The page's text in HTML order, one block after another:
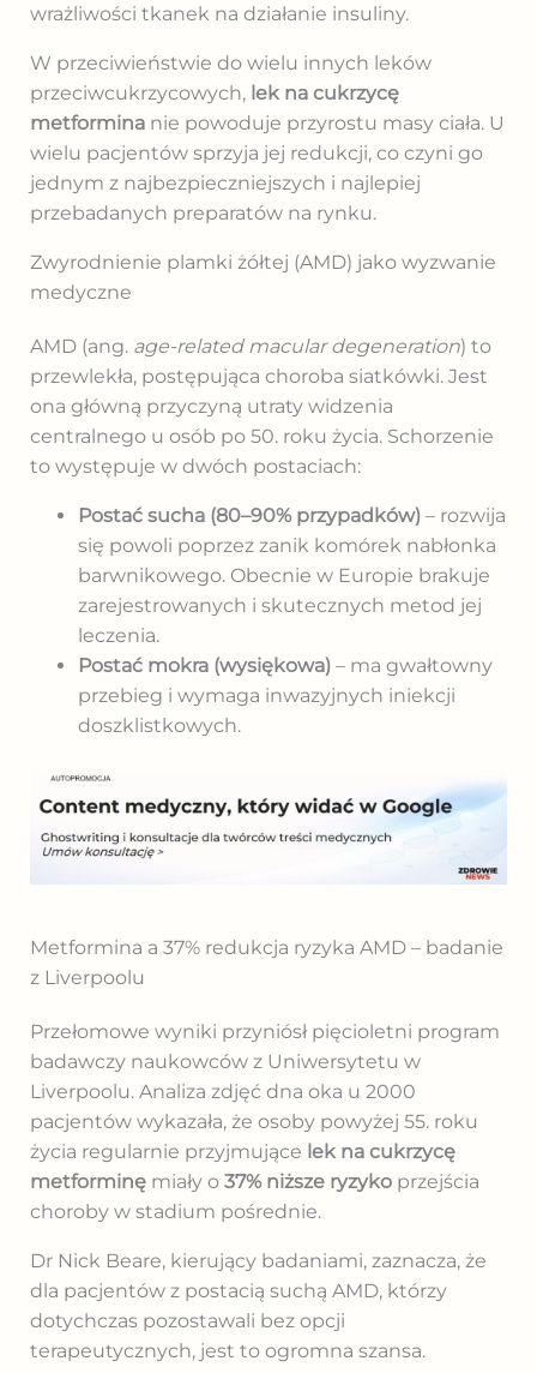
wrażliwości tkanek na działanie insuliny.
W przeciwieństwie do wielu innych leków
przeciwcukrzycowych, lek na cukrzycę
metforminanie powoduje przyrostu masy ciała. U
wielu pacjentów sprzyja jej redukcji, co czyni go
jednym z najbezpieczniejszych i najlepiej
przebadanych preparatów na rynku.
Zwyrodnienie plamki żółtej (AMD) jako wyzwanie
medyczne
AMD (ang. age-related macular degeneration) to
przewlekła, postępująca choroba siatkówki. Jest
ona główną przyczyną utraty widzenia
centralnego u osób po 50. roku życia. Schorzenie
to występuje w dwóch postaciach:
Postać sucha (80–90% przypadków) – rozwija
się powoli poprzez zanik komórek nabłonka
barwnikowego. Obecnie w Europie brakuje
zarejestrowanych i skutecznych metod jej
leczenia.
Postać mokra (wysiękowa) – ma gwałtowny
przebieg i wymaga inwazyjnych iniekcji
doszklistkowych.
Metformina a 37% redukcja ryzyka AMD – badanie
z Liverpoolu
Przełomowe wyniki przyniósł pięcioletni program
badawczy naukowców z Uniwersytetu w
Liverpoolu. Analiza zdjęć dna oka u 2000
pacjentów wykazała, że osoby powyżej 55. roku
życia regularnie przyjmujące lek na cukrzycę
metforminęmiały o 37% niższe ryzykoprzejścia
choroby w stadium pośrednie.
Dr Nick Beare, kierujący badaniami, zaznacza, że
dla pacjentów z postacią suchą AMD, którzy
dotychczas pozostawali bez opcji
terapeutycznych, jest to ogromna szansa.